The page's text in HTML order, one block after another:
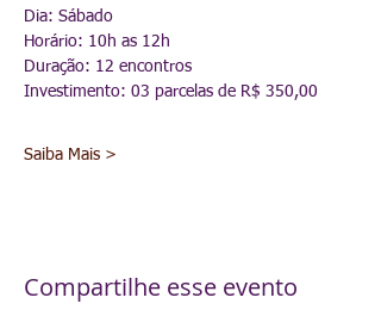
Dia: Sábado
Horário: 10h as 12h
Duração: 12 encontros
Investimento: 03 parcelas de R$ 350,00
Saiba Mais >
Compartilhe esse evento